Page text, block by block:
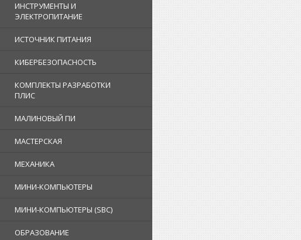
ИНСТРУМЕНТЫ И
ЭЛЕКТРОПИТАНИЕ
ИСТОЧНИК ПИТАНИЯ
КИБЕРБЕЗОПАСНОСТЬ
КОМПЛЕКТЫ РАЗРАБОТКИ
ПЛИС
МАЛИНОВЫЙ ПИ
МАСТЕРСКАЯ
МЕХАНИКА
МИНИ-КОМПЬЮТЕРЫ
МИНИ-КОМПЬЮТЕРЫ (SBC)
ОБРАЗОВАНИЕ